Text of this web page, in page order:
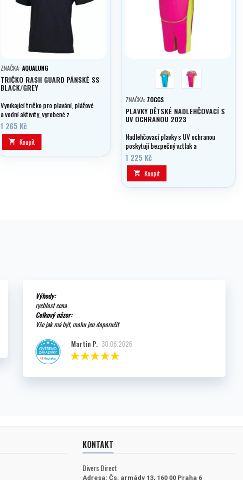
ZNAČKA: AQUALUNG
TRIČKO RASH GUARD PÁNSKÉ SS
BLACK/GREY
Vynikající tričko pro plavání, plážové
a vodní aktivity, vyrobené z
moderních materiálů.
1 265 Kč
 Koupit
Modrá Růžová
ZNAČKA: ZOGGS
PLAVKY DĚTSKÉ NADLEHČOVACÍ S
UV OCHRANOU 2023
Nadlehčovací plavky s UV ochranou
poskytují bezpečný vztlak a
podporují přirozenou plaveckou
polohu.
1 225 Kč
 Koupit
Výhody:
rychlost cena
Celkový názor:
Vše jak má být, mohu jen doporučit
Martin P. 30.06.2026
KONTAKT
Divers Direct
Adresa: Čs. armády 13, 160 00 Praha 6